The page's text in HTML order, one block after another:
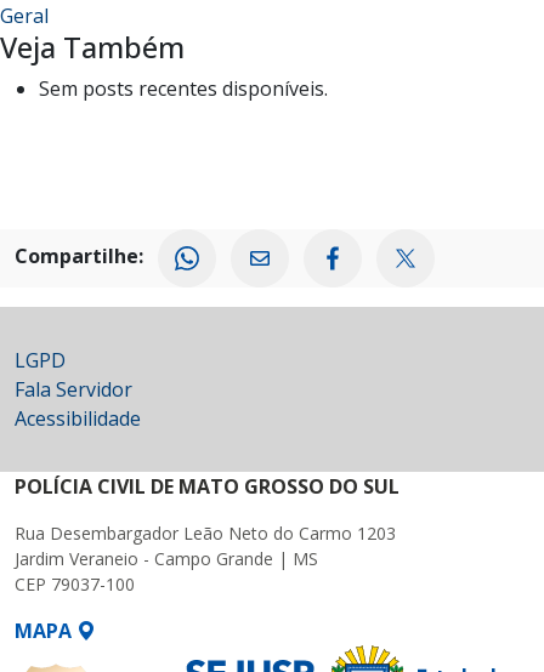
Geral
Veja Também
Sem posts recentes disponíveis.
Compartilhe:
LGPD
Fala Servidor
Acessibilidade
POLÍCIA CIVIL DE MATO GROSSO DO SUL
Rua Desembargador Leão Neto do Carmo 1203
Jardim Veraneio - Campo Grande | MS
CEP 79037-100
MAPA